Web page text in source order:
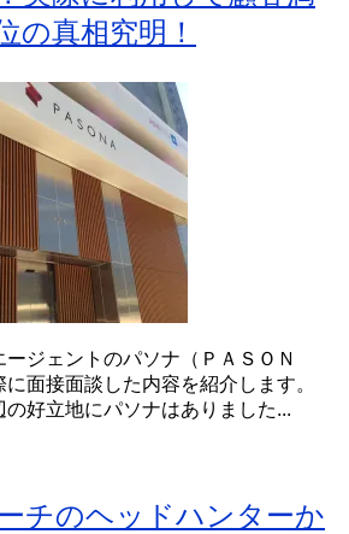
の真相究明！
ジェントのパソナ（ＰＡＳＯＮ
面接面談した内容を紹介します。
の好立地にパソナはありました...
チのヘッドハンターか